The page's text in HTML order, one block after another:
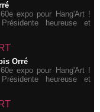
expo pour Hang'Art !
heureuse et
Orré
expo pour Hang'Art !
heureuse et